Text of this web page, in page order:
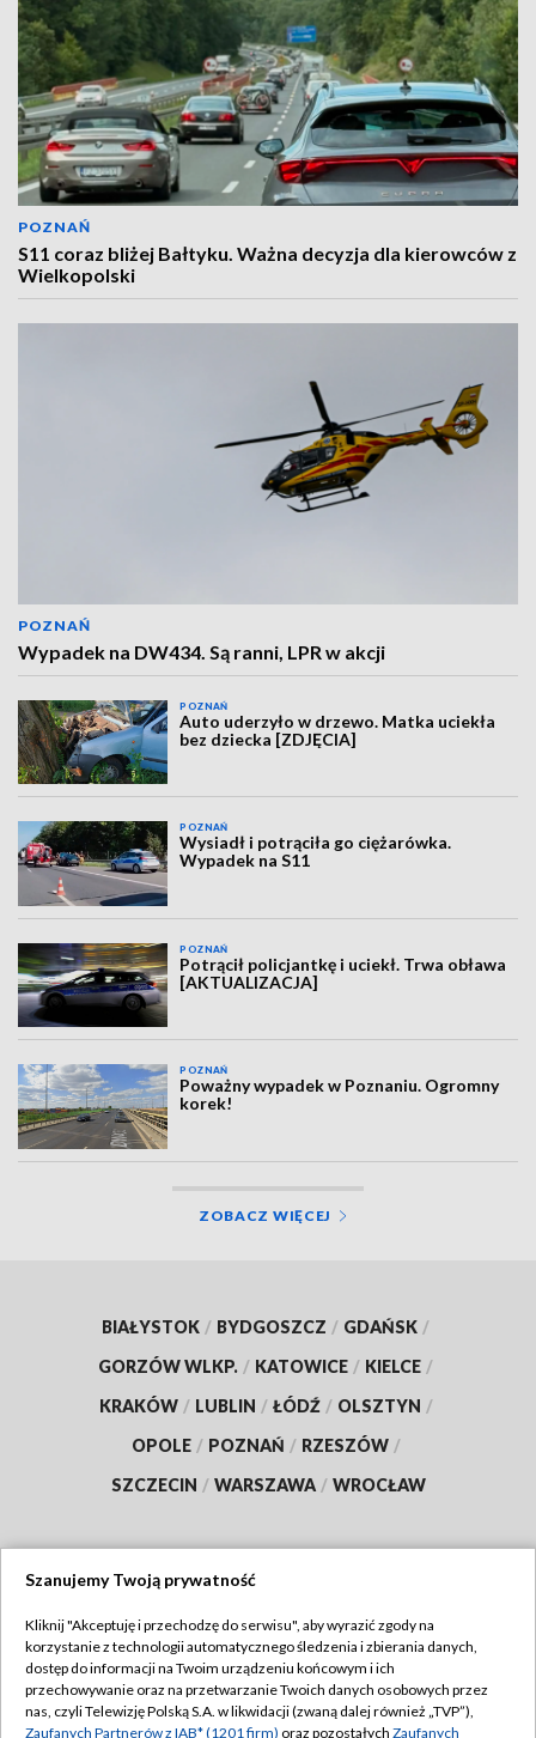
POZNAŃ
S11 coraz bliżej Bałtyku. Ważna decyzja dla kierowców z
Wielkopolski
POZNAŃ
Wypadek na DW434. Są ranni, LPR w akcji
POZNAŃ
Auto uderzyło w drzewo. Matka uciekła
bez dziecka [ZDJĘCIA]
POZNAŃ
Wysiadł i potrąciła go ciężarówka.
Wypadek na S11
POZNAŃ
Potrącił policjantkę i uciekł. Trwa obława
[AKTUALIZACJA]
POZNAŃ
Poważny wypadek w Poznaniu. Ogromny
korek!
ZOBACZ WIĘCEJ
BIAŁYSTOK / BYDGOSZCZ / GDAŃSK /
GORZÓW WLKP. / KATOWICE / KIELCE /
KRAKÓW / LUBLIN / ŁÓDŹ / OLSZTYN /
OPOLE / POZNAŃ / RZESZÓW /
SZCZECIN / WARSZAWA / WROCŁAW
TVP
Abonament TVP
Emisja w TVP
Regulamin TVP
Szanujemy Twoją prywatność
Kliknij "Akceptuję i przechodzę do serwisu", aby wyrazić zgody na
korzystanie z technologii automatycznego śledzenia i zbierania danych,
dostęp do informacji na Twoim urządzeniu końcowym i ich
przechowywanie oraz na przetwarzanie Twoich danych osobowych przez
nas, czyli Telewizję Polską S.A. w likwidacji (zwaną dalej również „TVP”),
Zaufanych Partnerów z IAB* (1201 firm) oraz pozostałych Zaufanych